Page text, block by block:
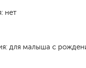
нет
для малыша с